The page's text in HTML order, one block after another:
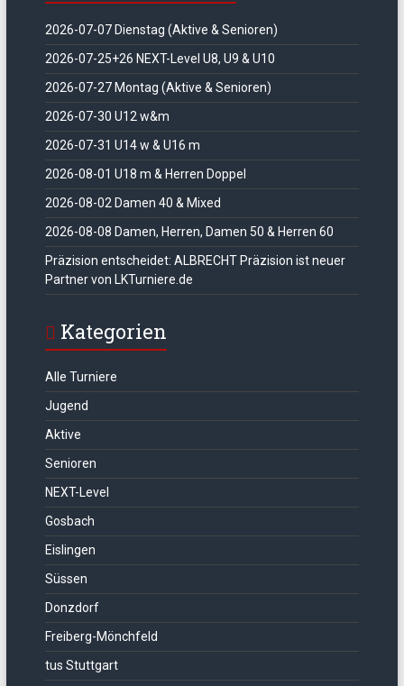
2026-07-07 Dienstag (Aktive & Senioren)
2026-07-25+26 NEXT-Level U8, U9 & U10
2026-07-27 Montag (Aktive & Senioren)
2026-07-30 U12 w&m
2026-07-31 U14 w & U16 m
2026-08-01 U18 m & Herren Doppel
2026-08-02 Damen 40 & Mixed
2026-08-08 Damen, Herren, Damen 50 & Herren 60
Präzision entscheidet: ALBRECHT Präzision ist neuer
Partner von LKTurniere.de
Kategorien
Alle Turniere
Jugend
Aktive
Senioren
NEXT-Level
Gosbach
Eislingen
Süssen
Donzdorf
Freiberg-Mönchfeld
tus Stuttgart